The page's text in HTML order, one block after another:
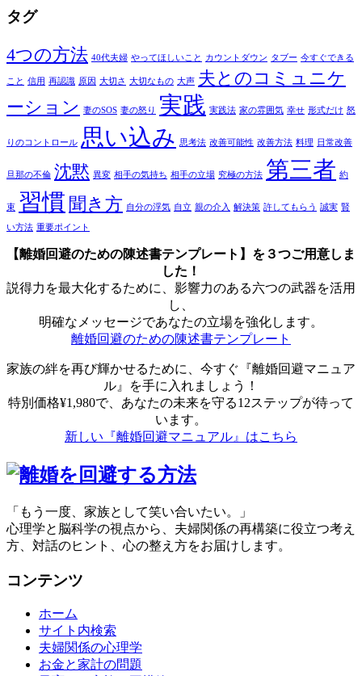
タグ
4つの方法 40代夫婦 やってほしいこと カウントダウン タブー 今すぐできる
こと 信用 再認識 原因 大切さ 大切なもの 大声 夫とのコミュニケ
ーション
妻のSOS 妻の怒り 実践 実践法 家の雰囲気 幸せ 形式だけ 怒
りのコントロール 思い込み 思考法 改善可能性 改善方法 料理 日常改善
旦那の不倫 沈黙 異変 相手の気持ち 相手の立場 究極の方法 第三者 約
束 習慣 聞き方 自分の浮気 自立 親の介入 解決策 許してもらう 誠実 賢
い方法 重要ポイント
【離婚回避のための陳述書テンプレート】を３つご用意しま
した！
説得力を最大化するために、影響力のある六つの武器を活用
し、
明確なメッセージであなたの立場を強化します。
離婚回避のための陳述書テンプレート
家族の絆を再び輝かせるために、今すぐ『離婚回避マニュア
ル』を手に入れましょう！
特別価格¥1,980で、あなたの未来を守る12ステップが待って
います。
新しい『離婚回避マニュアル』はこちら
「もう一度、家族として笑い合いたい。」
心理学と脳科学の視点から、夫婦関係の再構築に役立つ考え
方、対話のヒント、心の整え方をお届けします。
コンテンツ
ホーム
サイト内検索
夫婦関係の心理学
お金と家計の問題